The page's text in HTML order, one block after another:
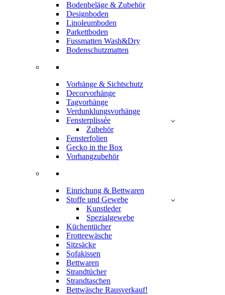
Bodenbeläge & Zubehör
Designboden
Linoleumboden
Parkettboden
Fussmatten Wash&Dry
Bodenschutzmatten
Vorhänge & Sichtschutz
Decorvorhänge
Tagvorhänge
Verdunklungsvorhänge
Fensterplissée
Zubehör
Fensterfolien
Gecko in the Box
Vorhangzubehör
Einrichung & Bettwaren
Stoffe und Gewebe
Kunstleder
Spezialgewebe
Küchentücher
Frotteewäsche
Sitzsäcke
Sofakissen
Bettwaren
Strandtücher
Strandtaschen
Bettwäsche Rausverkauf!